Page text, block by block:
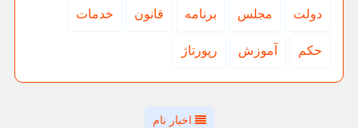
دولت مجلس برنامه قانون خدمات
حكم آموزش رپورتاژ
اخبار نام